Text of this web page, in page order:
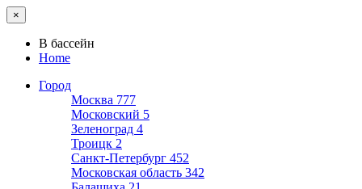
×
В бассейн
Home
Город
Москва 777
Московский 5
Зеленоград 4
Троицк 2
Санкт-Петербург 452
Московская область 342